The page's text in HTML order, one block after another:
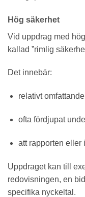
Hög säkerhet
Vid uppdrag med
kallad ”rimlig
Det innebär:
relativt
ofta fördjupat
att rapporten eller
Uppdraget kan till
redovisningen, en
specifika nyckeltal.